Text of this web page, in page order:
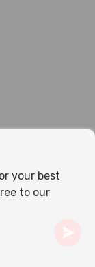
your best
to our